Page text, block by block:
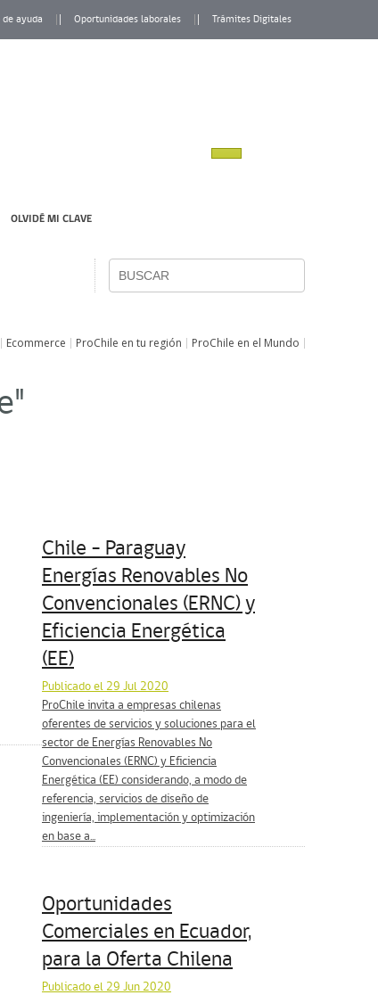
de ayuda Oportunidades laborales Trámites Digitales
OLVIDÉ MI CLAVE
Ecommerce ProChile en tu región ProChile en el Mundo
Chile – Paraguay
Energías Renovables No
Convencionales (ERNC) y
Eficiencia Energética
(EE)
Publicado el 29 Jul 2020
ProChile invita a empresas chilenas
oferentes de servicios y soluciones para el
sector de Energías Renovables No
Convencionales (ERNC) y Eficiencia
Energética (EE) considerando, a modo de
referencia, servicios de diseño de
ingeniería, implementación y optimización
en base a...
Oportunidades
Comerciales en Ecuador,
para la Oferta Chilena
Publicado el 29 Jun 2020